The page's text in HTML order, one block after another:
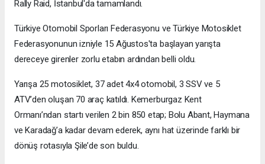
Rally Raid, İstanbul'da tamamlandı.
Türkiye Otomobil Sporları Federasyonu ve Türkiye Motosiklet
Federasyonunun izniyle 15 Ağustos'ta başlayan yarışta
dereceye girenler zorlu etabın ardından belli oldu.
Yarışa 25 motosiklet, 37 adet 4x4 otomobil, 3 SSV ve 5
ATV’den oluşan 70 araç katıldı. Kemerburgaz Kent
Ormanı’ndan startı verilen 2 bin 850 etap; Bolu Abant, Haymana
ve Karadağ’a kadar devam ederek, aynı hat üzerinde farklı bir
dönüş rotasıyla Şile’de son buldu.